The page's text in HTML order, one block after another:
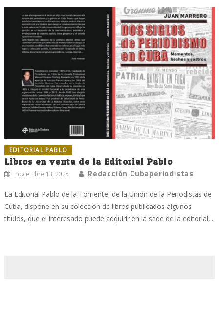
EDITORIAL PABLO
Libros en venta de la Editorial Pablo
noviembre 13, 2025 Redacción Cubaperiodistas
La Editorial Pablo de la Torriente, de la Unión de la Periodistas de
Cuba, dispone en su colección de libros publicados algunos
títulos, que el interesado puede adquirir en la sede de la editorial,...